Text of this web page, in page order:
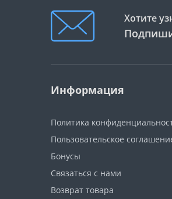
Хотите
Информация
Политика
Пользовательское
Бонусы
Связаться с нами
Возврат товара